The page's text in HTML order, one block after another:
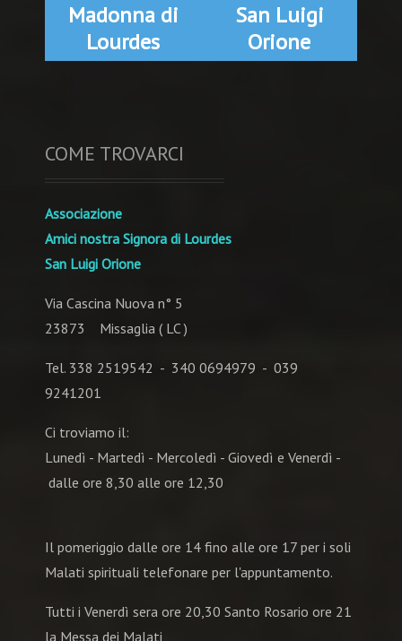
Madonna di
Lourdes
San Luigi
Orione
COME TROVARCI
Associazione
Amici nostra Signora di Lourdes
San Luigi Orione
Via Cascina Nuova n° 5
23873 Missaglia ( LC )
Tel. 338 2519542 - 340 0694979 - 039
9241201
Ci troviamo il:
Lunedì - Martedì - Mercoledì - Giovedì e Venerdì -
dalle ore 8,30 alle ore 12,30
Il pomeriggio dalle ore 14 fino alle ore 17 per i soli
Malati spirituali telefonare per l'appuntamento.
Tutti i Venerdì sera ore 20,30 Santo Rosario ore 21
la Messa dei Malati